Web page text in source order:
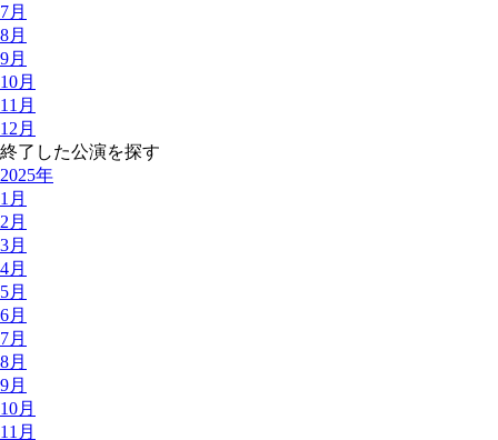
7月
8月
9月
10月
11月
12月
終了した公演を探す
2025年
1月
2月
3月
4月
5月
6月
7月
8月
9月
10月
11月